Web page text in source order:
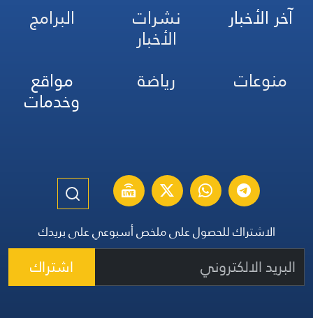
آخر الأخبار نشرات
الأخبار
البرامج
منوعات
رياضة مواقع
وخدمات
الاشتراك للحصول على ملخص أسبوعي على بريدك
اشتراك